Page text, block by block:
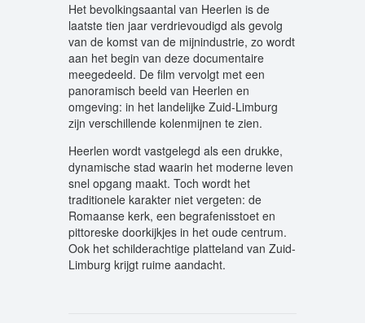
Het bevolkingsaantal van Heerlen is de
laatste tien jaar verdrievoudigd als gevolg
van de komst van de mijnindustrie, zo wordt
aan het begin van deze documentaire
meegedeeld. De film vervolgt met een
panoramisch beeld van Heerlen en
omgeving: in het landelijke Zuid-Limburg
zijn verschillende kolenmijnen te zien.
Heerlen wordt vastgelegd als een drukke,
dynamische stad waarin het moderne leven
snel opgang maakt. Toch wordt het
traditionele karakter niet vergeten: de
Romaanse kerk, een begrafenisstoet en
pittoreske doorkijkjes in het oude centrum.
Ook het schilderachtige platteland van Zuid-
Limburg krijgt ruime aandacht.